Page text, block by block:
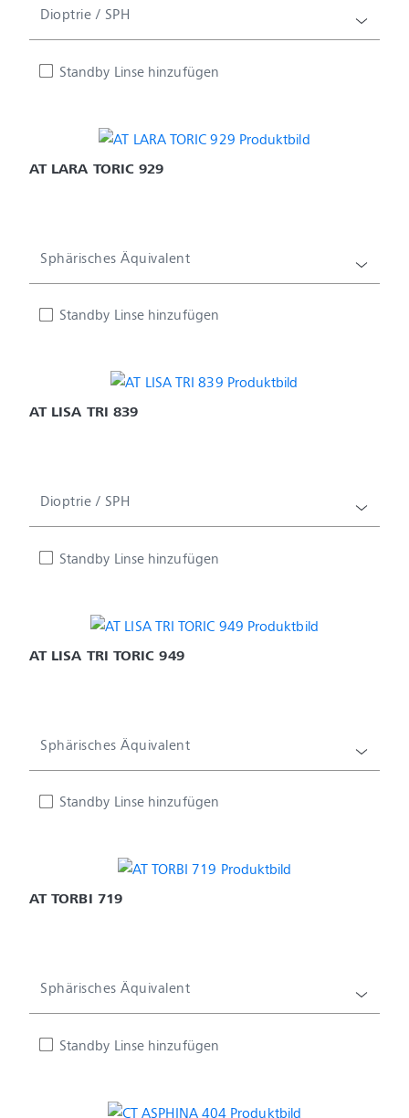
Dioptrie / SPH
Standby Linse hinzufügen
AT LARA TORIC 929
Sphärisches Äquivalent
Standby Linse hinzufügen
AT LISA TRI 839
Dioptrie / SPH
Standby Linse hinzufügen
AT LISA TRI TORIC 949
Sphärisches Äquivalent
Standby Linse hinzufügen
AT TORBI 719
Sphärisches Äquivalent
Standby Linse hinzufügen